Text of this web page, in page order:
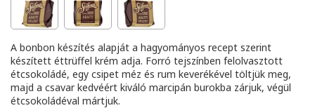
A bonbon készítés alapját a hagyományos recept szerint
készített éttrüffel krém adja. Forró tejszínben felolvasztott
étcsokoládé, egy csipet méz és rum keverékével töltjük meg,
majd a csavar kedvéért kiváló marcipán burokba zárjuk, végül
étcsokoládéval mártjuk.